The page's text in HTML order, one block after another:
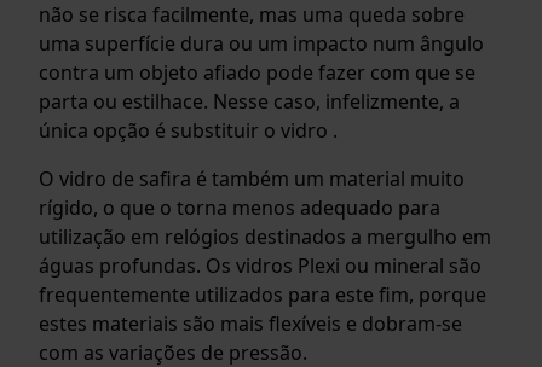
não se risca facilmente, mas uma queda sobre
uma superfície dura ou um impacto num ângulo
contra um objeto afiado pode fazer com que se
parta ou estilhace. Nesse caso, infelizmente, a
única opção é substituir o vidro .
O vidro de safira é também um material muito
rígido, o que o torna menos adequado para
utilização em relógios destinados a mergulho em
águas profundas. Os vidros Plexi ou mineral são
frequentemente utilizados para este fim, porque
estes materiais são mais flexíveis e dobram-se
com as variações de pressão.